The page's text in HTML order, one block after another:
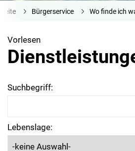
Bürgerservice Wo finde ich
Vorlesen
Suchbegriff:
Lebenslage: